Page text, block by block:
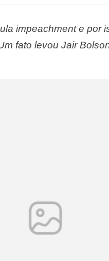
impeachment e por
fato levou Jair